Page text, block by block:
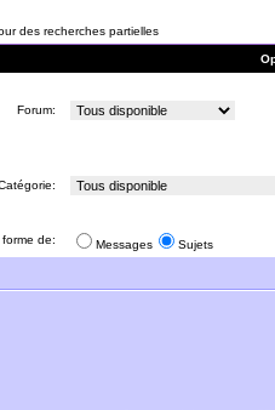
des recherches partielles
Forum:
de: Messages Sujets